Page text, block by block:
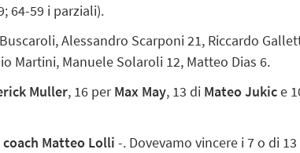
64-59 i parziali).
Alessandro Scarponi 21, Riccardo
Martini, Manuele Solaroli 12, Matteo Dias 6.
Muller, 16 perMax May, 13 di Mateo Jukice
coach Matteo Lolli -. Dovevamo vincere i 7 o di